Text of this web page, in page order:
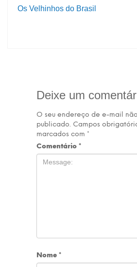
Os Velhinhos do Brasil
Deixe um
O seu endereço de e-mail
publicado. Campos
marcados com *
Comentário *
Nome *